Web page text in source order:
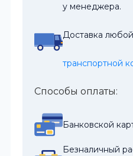
у менеджера.
Доставка любой
транспортной
Способы оплаты:
Банковской
Безналичный